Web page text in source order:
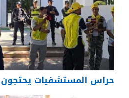
حراس المستشفيات يحتجون